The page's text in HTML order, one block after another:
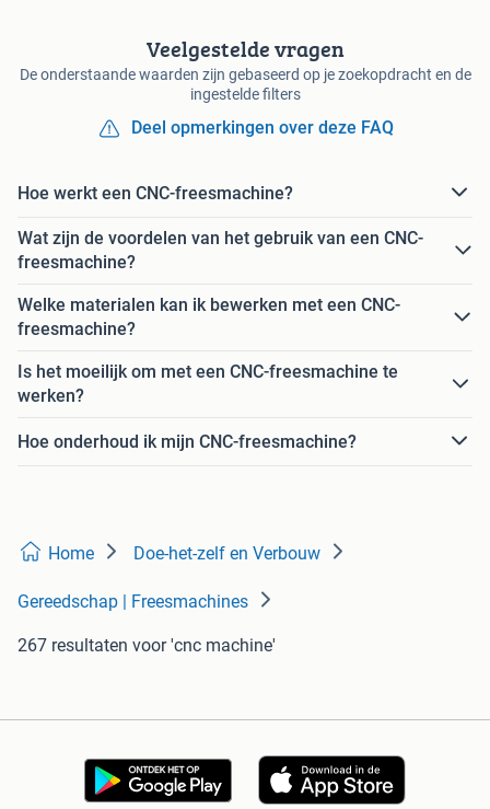
Veelgestelde vragen
De onderstaande waarden zijn gebaseerd op je zoekopdracht en de
ingestelde filters
Deel opmerkingen over deze FAQ
Hoe werkt een CNC-freesmachine?
Wat zijn de voordelen van het gebruik van een CNC-
freesmachine?
Welke materialen kan ik bewerken met een CNC-
freesmachine?
Is het moeilijk om met een CNC-freesmachine te
werken?
Hoe onderhoud ik mijn CNC-freesmachine?
Home Doe-het-zelf en Verbouw
Gereedschap | Freesmachines
267 resultaten voor 'cnc machine'